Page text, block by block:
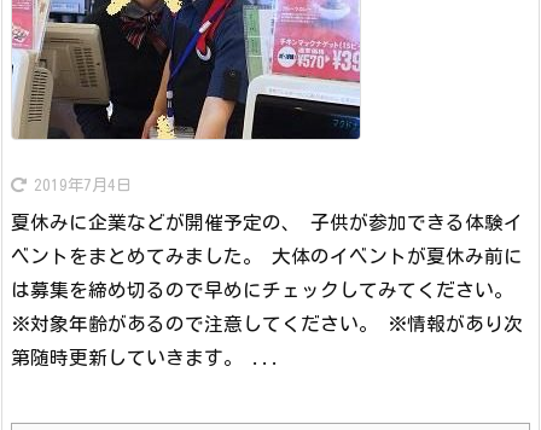
2019年7月4日
夏休みに企業などが開催予定の、 子供が参加できる体験イ
ベントをまとめてみました。 大体のイベントが夏休み前に
は募集を締め切るので早めにチェックしてみてください。
※対象年齢があるので注意してください。 ※情報があり次
第随時更新していきます。 ...